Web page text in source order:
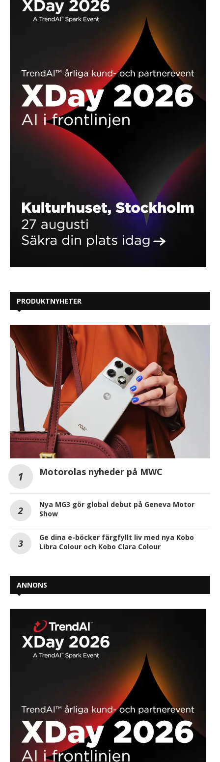
PRODUKTNYHETER
Motorolas nyheder på MWC
Nya MG3 gör global debut på Geneva Motor
Show
Ge dina e-böcker färgfyllt liv med nya Kobo
Libra Colour och Kobo Clara Colour
ANNONS